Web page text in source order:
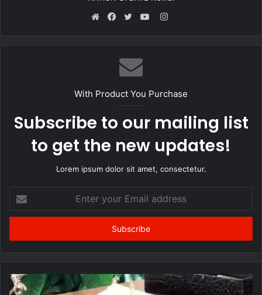
Instagram
With Product You Purchase
Subscribe to our mailing list
to get the new updates!
Lorem ipsum dolor sit amet, consectetur.
your
Email